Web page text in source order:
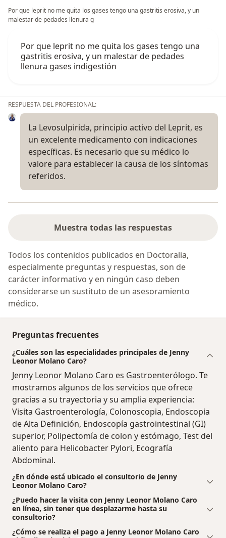
Por que leprit no me quita los gases tengo una gastritis erosiva, y un
malestar de pedades llenura g
Por que leprit no me quita los gases tengo una
gastritis erosiva, y un malestar de pedades
llenura gases indigestión
RESPUESTA DEL PROFESIONAL:
La Levosulpirida, principio activo del Leprit, es
un excelente medicamento con indicaciones
específicas. Es necesario que su médico lo
valore para establecer la causa de los síntomas
referidos.
Muestra todas las respuestas
Todos los contenidos publicados en Doctoralia,
especialmente preguntas y respuestas, son de
carácter informativo y en ningún caso deben
considerarse un sustituto de un asesoramiento
médico.
Preguntas frecuentes
¿Cuáles son las especialidades principales de Jenny
Leonor Molano Caro?
Jenny Leonor Molano Caro es Gastroenterólogo. Te
mostramos algunos de los servicios que ofrece
gracias a su trayectoria y su amplia experiencia:
Visita Gastroenterología, Colonoscopia, Endoscopia
de Alta Definición, Endoscopía gastrointestinal (GI)
superior, Polipectomía de colon y estómago, Test del
aliento para Helicobacter Pylori, Ecografía
Abdominal.
¿En dónde está ubicado el consultorio de Jenny
Leonor Molano Caro?
¿Puedo hacer la visita con Jenny Leonor Molano Caro
en línea, sin tener que desplazarme hasta su
consultorio?
¿Cómo se realiza el pago a Jenny Leonor Molano Caro